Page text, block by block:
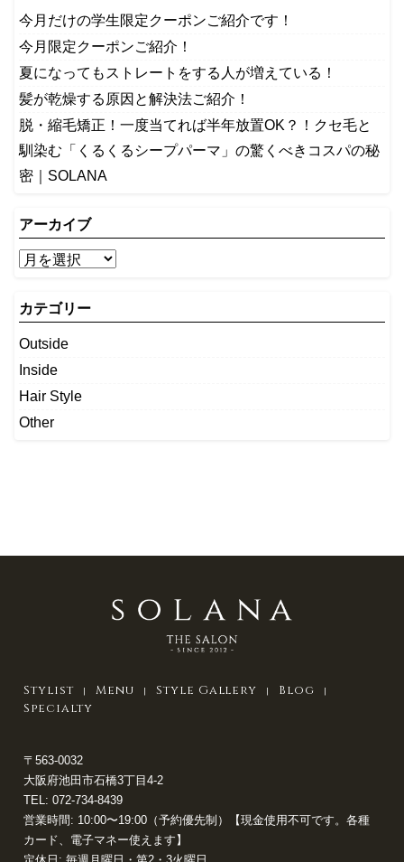
今月だけの学生限定クーポンご紹介です！
今月限定クーポンご紹介！
夏になってもストレートをする人が増えている！
髪が乾燥する原因と解決法ご紹介！
脱・縮毛矯正！一度当てれば半年放置OK？！クセ毛と
馴染む「くるくるシープパーマ」の驚くべきコスパの秘
密｜SOLANA
アーカイブ
カテゴリー
Outside
Inside
Hair Style
Other
Stylist Menu Style Gallery
Blog
Specialty
〒563-0032
大阪府池田市石橋3丁目4-2
TEL: 072-734-8439
営業時間: 10:00〜19:00（予約優先制）【現金使用不可です。各種
カード、電子マネー使えます】